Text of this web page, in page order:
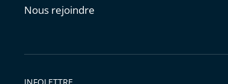
Nous rejoindre